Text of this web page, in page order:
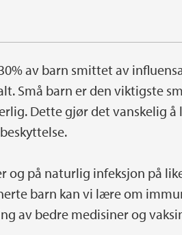
av barn smittet av
Små barn er den viktigste
Dette gjør det vanskelig å
på naturlig infeksjon på
barn kan vi lære om
av bedre medisiner og